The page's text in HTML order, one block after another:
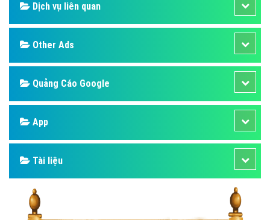
Dịch vụ liên quan
Other Ads
Quảng Cáo Google
App
Tài liệu